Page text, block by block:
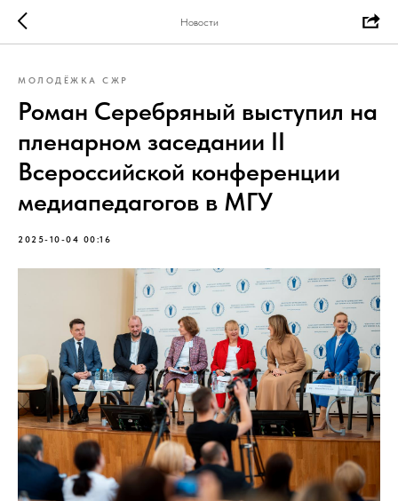
Новости
МОЛОДЁЖКА СЖР
Роман Серебряный выступил на
пленарном заседании II
Всероссийской конференции
медиапедагогов в МГУ
2025-10-04 00:16